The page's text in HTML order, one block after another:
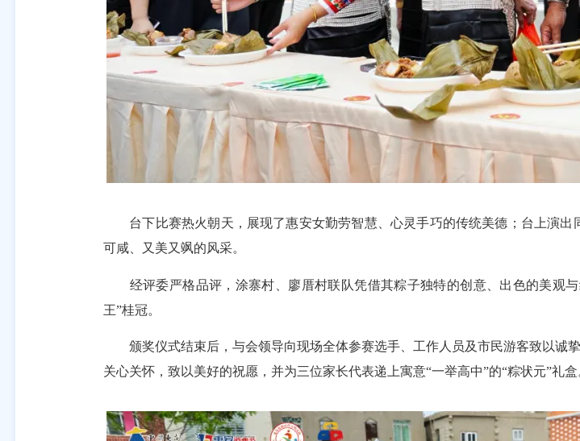
台下比赛热火朝天，展现了惠安女勤劳智慧、心灵手巧的传统美德；台上演出
可咸、又美又飒的风采。
经评委严格品评，涂寨村、廖厝村联队凭借其粽子独特的创意、出色的美观
王”桂冠。
颁奖仪式结束后，与会领导向现场全体参赛选手、工作人员及市民游客致以诚
关心关怀，致以美好的祝愿，并为三位家长代表递上寓意“一举高中”的“粽状元”礼盒